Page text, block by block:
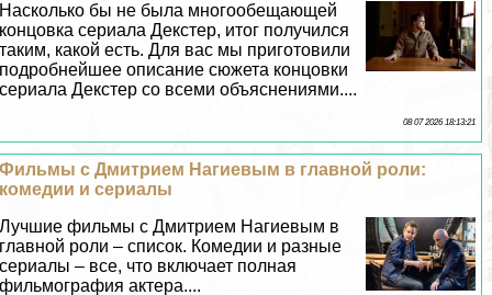
Насколько бы не была многообещающей
концовка сериала Декстер, итог получился
таким, какой есть. Для вас мы приготовили
подробнейшее описание сюжета концовки
сериала Декстер со всеми объяснениями....
08 07 2026 18:13:21
Фильмы с Дмитрием Нагиевым в главной роли:
комедии и сериалы
Лучшие фильмы с Дмитрием Нагиевым в
главной роли – список. Комедии и разные
сериалы – все, что включает полная
фильмография актера....